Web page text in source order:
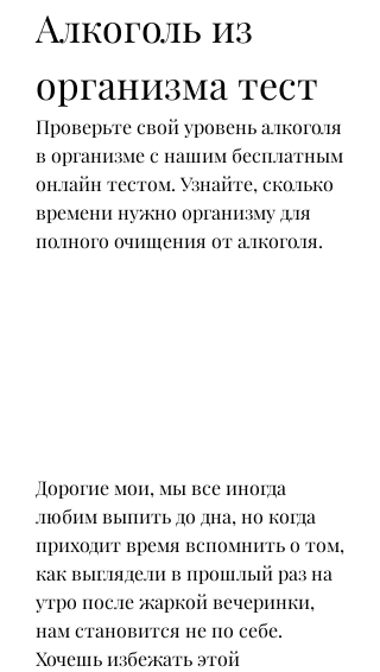
Алкоголь из
организма тест
Проверьте свой уровень алкоголя
в организме с нашим бесплатным
онлайн тестом. Узнайте, сколько
времени нужно организму для
полного очищения от алкоголя.
Дорогие мои, мы все иногда
любим выпить до дна, но когда
приходит время вспомнить о том,
как выглядели в прошлый раз на
утро после жаркой вечеринки,
нам становится не по себе.
Хочешь избежать этой